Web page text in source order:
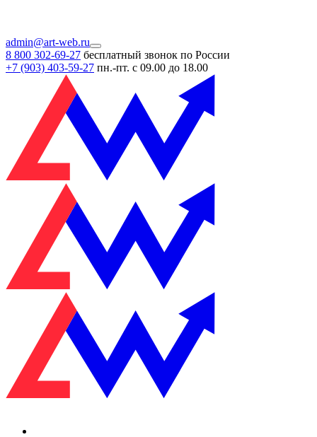
admin@art-web.ru
8 800 302-69-27 бесплатный звонок по России
+7 (903) 403-59-27 пн.-пт. с 09.00 до 18.00